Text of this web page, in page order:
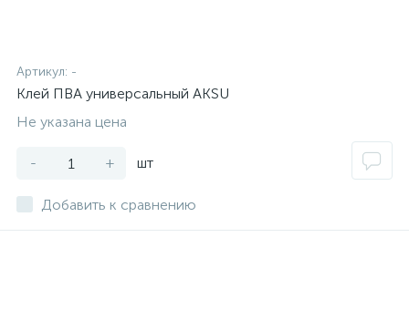
Артикул: -
Клей ПВА универсальный AKSU
Не указана цена
- + шт
Добавить к сравнению